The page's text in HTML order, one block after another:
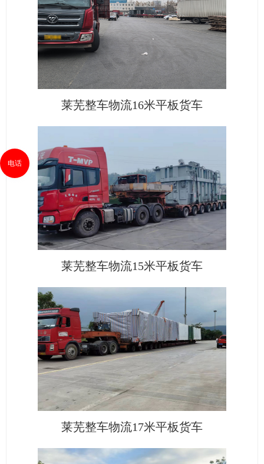
莱芜整车物流16米平板货车
莱芜整车物流15米平板货车
莱芜整车物流17米平板货车
电话